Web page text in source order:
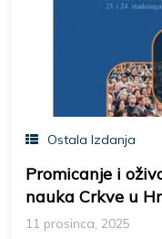
Ostala Izdanja
Promicanje i
nauka Crkve u
11 prosinca, 2025